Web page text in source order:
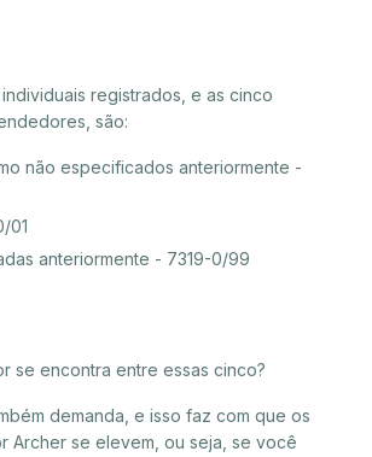
registrados, e as cinco
são:
não especificados anteriormente -
01
anteriormente - 7319-0/99
se encontra entre essas cinco?
demanda, e isso faz com que os
Archer se elevem, ou seja, se você